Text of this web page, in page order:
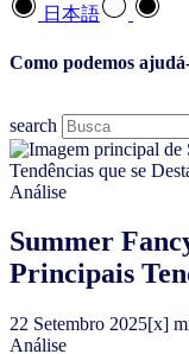
日本語
Como podemos
search
Análise
Summer
Principais
22 Setembro 2025[x]
Análise